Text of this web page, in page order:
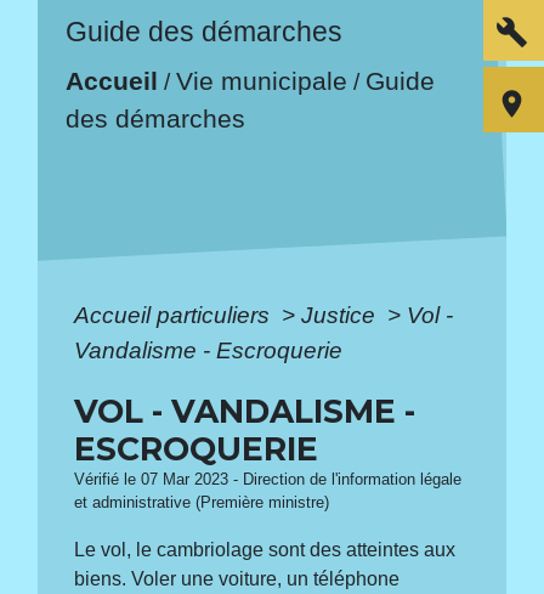
Guide des démarches
Accueil /Vie municipale / Guide
des démarches
Accueil particuliers > Justice > Vol -
Vandalisme - Escroquerie
VOL - VANDALISME -
ESCROQUERIE
Vérifié le 07 Mar 2023 - Direction de l'information légale
et administrative (Première ministre)
Le vol, le cambriolage sont des atteintes aux
biens. Voler une voiture, un téléphone
build
room